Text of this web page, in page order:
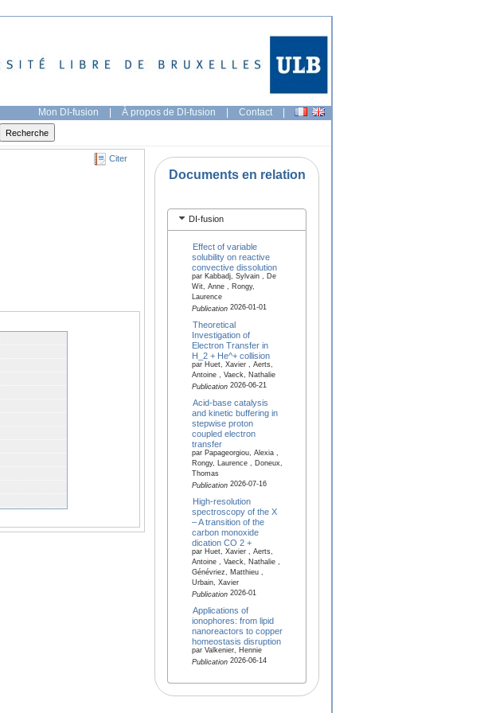
Mon DI-fusion | À propos de DI-fusion | Contact |
Citer
Documents en relation
DI-fusion
Effect of variable
solubility on reactive
convective dissolution
par Kabbadj, Sylvain , De
Wit, Anne , Rongy,
Laurence
Publication2026-01-01
Theoretical
Investigation of
Electron Transfer in
H_2 + He^+ collision
par Huet, Xavier , Aerts,
Antoine , Vaeck, Nathalie
Publication2026-06-21
Acid-base catalysis
and kinetic buffering in
stepwise proton
coupled electron
transfer
par Papageorgiou, Alexia ,
Rongy, Laurence , Doneux,
Thomas
Publication2026-07-16
High-resolution
spectroscopy of the X
– A transition of the
carbon monoxide
dication CO 2 +
par Huet, Xavier , Aerts,
Antoine , Vaeck, Nathalie ,
Génévriez, Matthieu ,
Urbain, Xavier
Publication2026-01
Applications of
ionophores: from lipid
nanoreactors to copper
homeostasis disruption
par Valkenier, Hennie
Publication2026-06-14